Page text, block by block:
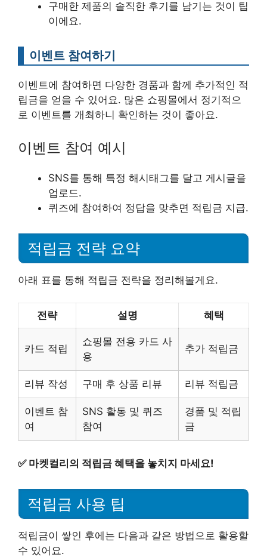
구매한 제품의 솔직한 후기를 남기는 것이 팁
이에요.
이벤트 참여하기
이벤트에 참여하면 다양한 경품과 함께 추가적인 적
립금을 얻을 수 있어요. 많은 쇼핑몰에서 정기적으
로 이벤트를 개최하니 확인하는 것이 좋아요.
이벤트 참여 예시
SNS를 통해 특정 해시태그를 달고 게시글을
업로드.
퀴즈에 참여하여 정답을 맞추면 적립금 지급.
적립금 전략 요약
아래 표를 통해 적립금 전략을 정리해볼게요.
전략 설명 혜택
카드 적립
쇼핑몰 전용 카드 사
용
추가 적립금
리뷰 작성 구매 후 상품 리뷰 리뷰 적립금
이벤트 참
여
SNS 활동 및 퀴즈
참여
경품 및 적립
금
✅ 마켓컬리의 적립금 혜택을 놓치지 마세요!
적립금 사용 팁
적립금이 쌓인 후에는 다음과 같은 방법으로 활용할
수 있어요.